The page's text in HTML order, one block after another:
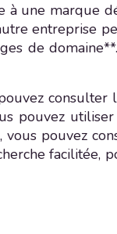
une marque
entreprise
de
pouvez
pouvez
facilitée,